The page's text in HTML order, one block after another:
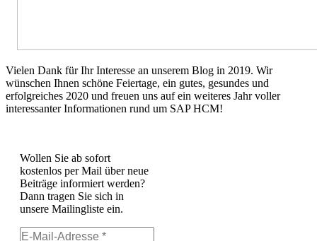
Vielen Dank für Ihr Interesse an unserem Blog in 2019. Wir
wünschen Ihnen schöne Feiertage, ein gutes, gesundes und
erfolgreiches 2020 und freuen uns auf ein weiteres Jahr voller
interessanter Informationen rund um SAP HCM!
Wollen Sie ab sofort
kostenlos per Mail über neue
Beiträge informiert werden?
Dann tragen Sie sich in
unsere Mailingliste ein.